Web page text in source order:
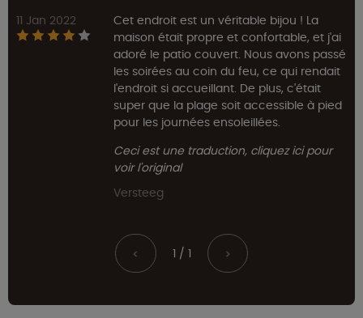
11 Jan 2022
Cet endroit est un véritable bijou ! La
maison était propre et confortable, et j'ai
adoré le patio couvert. Nous avons passé
les soirées au coin du feu, ce qui rendait
l'endroit si accueillant. De plus, c'était
super que la plage soit accessible à pied
pour les journées ensoleillées.
Ceci est une traduction, cliquez ici pour
voir l'original
Versteeg
< 1 / 1 >